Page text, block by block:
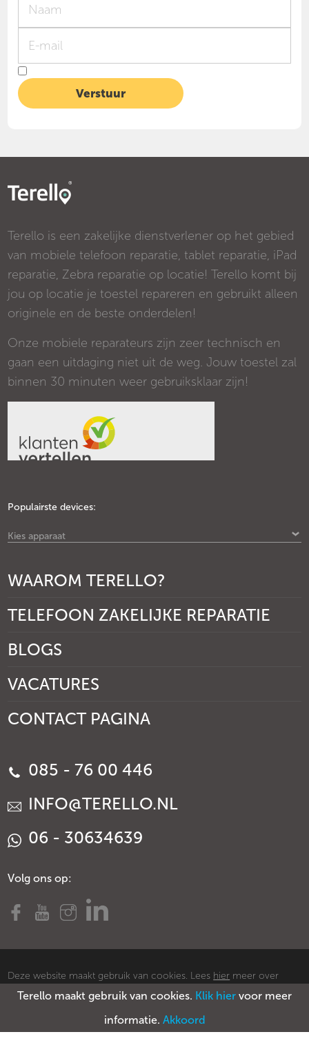
Terello maakt gebruik van cookies. Klik hier voor meer
informatie. Akkoord
Terello is een zakelijke dienstverlener op het gebied
van mobiele telefoon reparatie, tablet reparatie, iPad
reparatie, Zebra reparatie op locatie! Terello komt bij
jou op locatie je toestel repareren en gebruikt alleen
originele en de beste onderdelen!
Onze mobiele reparateurs zijn zeer technisch en
gaan een uitdaging niet uit de weg. Jouw toestel zal
binnen 30 minuten weer gebruiksklaar zijn!
Populairste devices:
Kies apparaat
WAAROM TERELLO?
TELEFOON ZAKELIJKE REPARATIE
BLOGS
VACATURES
CONTACT PAGINA
085 - 76 00 446
INFO@TERELLO.NL
06 - 30634639
Volg ons op:
Deze website maakt gebruik van cookies. Lees hier meer over
cookies.
Voorwaarden Privacy policy